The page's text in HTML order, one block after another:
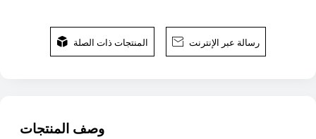
 المنتجات ذات الصلة  رسالة عبر الإنترنت
وصف المنتجات